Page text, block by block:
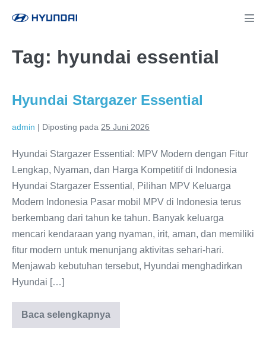
Tag: hyundai essential
Hyundai Stargazer Essential
admin | Diposting pada 25 Juni 2026
Hyundai Stargazer Essential: MPV Modern dengan Fitur
Lengkap, Nyaman, dan Harga Kompetitif di Indonesia
Hyundai Stargazer Essential, Pilihan MPV Keluarga
Modern Indonesia Pasar mobil MPV di Indonesia terus
berkembang dari tahun ke tahun. Banyak keluarga
mencari kendaraan yang nyaman, irit, aman, dan memiliki
fitur modern untuk menunjang aktivitas sehari-hari.
Menjawab kebutuhan tersebut, Hyundai menghadirkan
Hyundai […]
Baca selengkapnya
Hyundai
Stargazer